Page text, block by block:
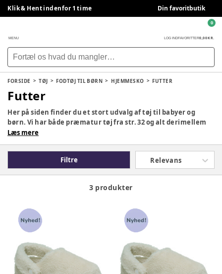
Klik & Hent indenfor 1 time Din favoritbutik
MENU LOG INDFAVORITTER0,00 KR.
0
FORSIDE TØJ FODTØJ TIL BØRN HJEMMESKO FUTTER
Futter
Her på siden finder du et stort udvalg af tøj til babyer og
børn. Vi har både præmatur tøj fra str. 32 og alt derimellem
helt op til str. 140. Uanset om I er på udkig efter kjoler, bluser,
noget helt andet, så kan I uden tvivl finde tøj der passer til
lige netop jeres stil og behov. Hos BabySam har vi bl.a.
mærker som Lil' Atelier, Joha, Wheat, hummel og mange
Læs mere
Filtre Relevans
3 produkter